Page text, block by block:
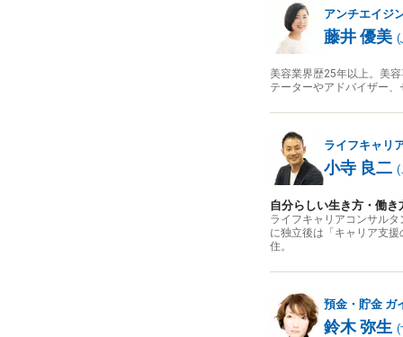
アンチエイジ
藤井 優美 (
美容業界歴25年以上。美
テーターやアドバイザー
ライフキャリ
小寺 良二 (
自分らしい生き方・働
ライフキャリアコンサル
に独立後は「キャリア支
住。
預金・貯金 ガ
鈴木 弥生 (